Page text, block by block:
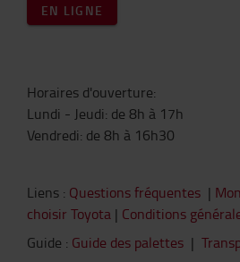
EN LIGNE
Horaires d'ouverture:
Lundi - Jeudi: de 8h à 17h
Vendredi: de 8h à 16h30
Liens : Questions fréquentes |
choisir Toyota | Conditions
Guide : Guide des palettes |